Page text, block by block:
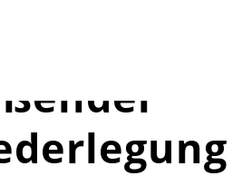
mit